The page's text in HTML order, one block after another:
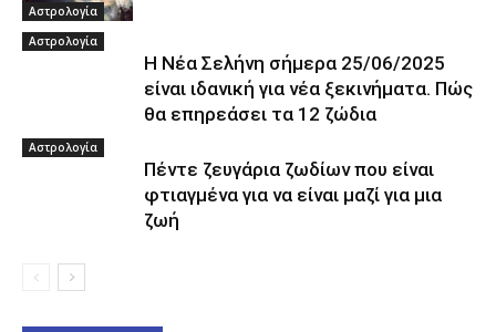
Αστρολογία
Αστρολογία
Η Νέα Σελήνη σήμερα 25/06/2025
είναι ιδανική για νέα ξεκινήματα. Πώς
θα επηρεάσει τα 12 ζώδια
Αστρολογία
Πέντε ζευγάρια ζωδίων που είναι
φτιαγμένα για να είναι μαζί για μια
ζωή